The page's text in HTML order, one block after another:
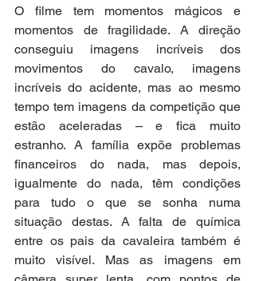
O filme tem momentos mágicos e
momentos de fragilidade. A direção
conseguiu imagens incríveis dos
movimentos do cavalo, imagens
incríveis do acidente, mas ao mesmo
tempo tem imagens da competição que
estão aceleradas – e fica muito
estranho. A família expõe problemas
financeiros do nada, mas depois,
igualmente do nada, têm condições
para tudo o que se sonha numa
situação destas. A falta de química
entre os pais da cavaleira também é
muito visível. Mas as imagens em